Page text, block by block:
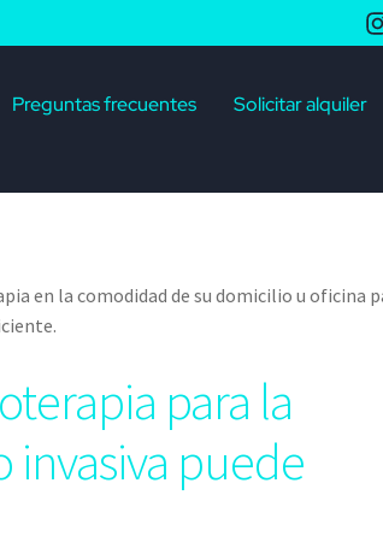
Preguntas frecuentes Solicitar alquiler
en la comodidad de su domicilio u oficina
para la
invasiva puede